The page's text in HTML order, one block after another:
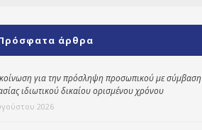
Kοινωνικό
φαρμακείο
Πρόγραμμα
“Βοήθεια στο σπίτι”
άρθρα
για την πρόσληψη προσωπικού με σύμβαση
ιδιωτικού δικαίου ορισμένου χρόνου
2026